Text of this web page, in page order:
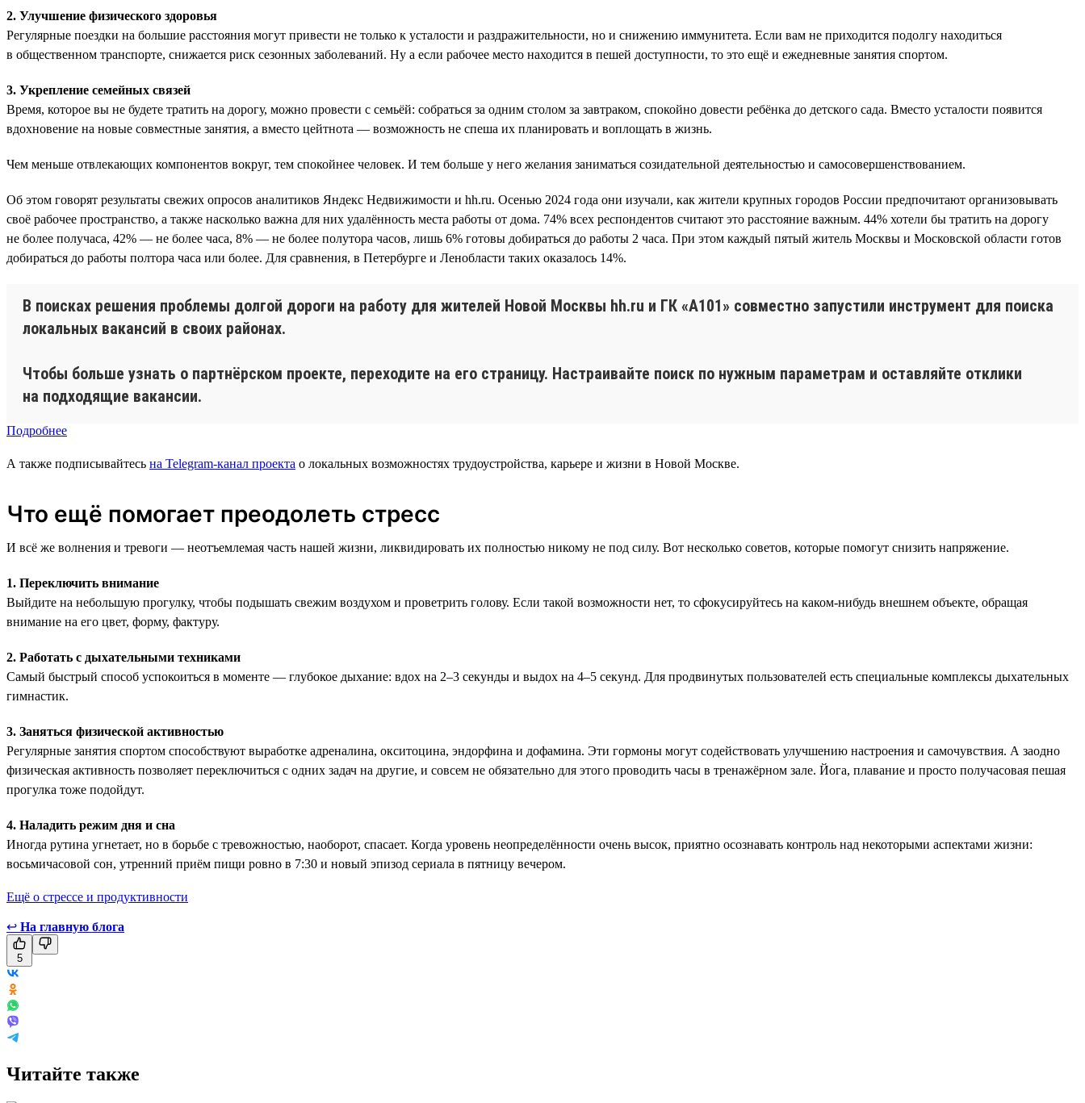
2. Улучшение физического здоровья
Регулярные поездки на большие расстояния могут привести не только к усталости и раздражительности, но и снижению иммунитета. Если вам не приходится подолгу находиться
в общественном транспорте, снижается риск сезонных заболеваний. Ну а если рабочее место находится в пешей доступности, то это ещё и ежедневные занятия спортом.
3. Укрепление семейных связей
Время, которое вы не будете тратить на дорогу, можно провести с семьёй: собраться за одним столом за завтраком, спокойно довести ребёнка до детского сада. Вместо усталости появится
вдохновение на новые совместные занятия, а вместо цейтнота — возможность не спеша их планировать и воплощать в жизнь.
Чем меньше отвлекающих компонентов вокруг, тем спокойнее человек. И тем больше у него желания заниматься созидательной деятельностью и самосовершенствованием.
Об этом говорят результаты свежих опросов аналитиков Яндекс Недвижимости и hh.ru. Осенью 2024 года они изучали, как жители крупных городов России предпочитают организовывать
своё рабочее пространство, а также насколько важна для них удалённость места работы от дома. 74% всех респондентов считают это расстояние важным. 44% хотели бы тратить на дорогу
не более получаса, 42% — не более часа, 8% — не более полутора часов, лишь 6% готовы добираться до работы 2 часа. При этом каждый пятый житель Москвы и Московской области готов
добираться до работы полтора часа или более. Для сравнения, в Петербурге и Ленобласти таких оказалось 14%.
В поисках решения проблемы долгой дороги на работу для жителей Новой Москвы hh.ru и ГК «А101» совместно запустили инструмент для поиска
локальных вакансий в своих районах.
Чтобы больше узнать о партнёрском проекте, переходите на его страницу. Настраивайте поиск по нужным параметрам и оставляйте отклики
на подходящие вакансии.
Подробнее
А также подписывайтесь на Telegram-канал проекта о локальных возможностях трудоустройства, карьере и жизни в Новой Москве.
Что ещё помогает преодолеть стресс
И всё же волнения и тревоги — неотъемлемая часть нашей жизни, ликвидировать их полностью никому не под силу. Вот несколько советов, которые помогут снизить напряжение.
1. Переключить внимание
Выйдите на небольшую прогулку, чтобы подышать свежим воздухом и проветрить голову. Если такой возможности нет, то сфокусируйтесь на каком-нибудь внешнем объекте, обращая
внимание на его цвет, форму, фактуру.
2. Работать с дыхательными техниками
Самый быстрый способ успокоиться в моменте — глубокое дыхание: вдох на 2–3 секунды и выдох на 4–5 секунд. Для продвинутых пользователей есть специальные комплексы дыхательных
гимнастик.
3. Заняться физической активностью
Регулярные занятия спортом способствуют выработке адреналина, окситоцина, эндорфина и дофамина. Эти гормоны ­могут содействовать улучшению настроения и самочувствия. А заодно
физическая активность позволяет переключиться с одних задач на другие, и совсем не обязательно для этого проводить часы в тренажёрном зале. Йога, плавание и просто получасовая пешая
прогулка тоже подойдут.
4. Наладить режим дня и сна
Иногда рутина угнетает, но в борьбе с тревожностью, наоборот, спасает. Когда уровень неопределённости очень высок, приятно осознавать контроль над некоторыми аспектами жизни:
восьмичасовой сон, утренний приём пищи ровно в 7:30 и новый эпизод сериала в пятницу вечером.
Ещё о стрессе и продуктивности
↩ На главную блога
5
Читайте также